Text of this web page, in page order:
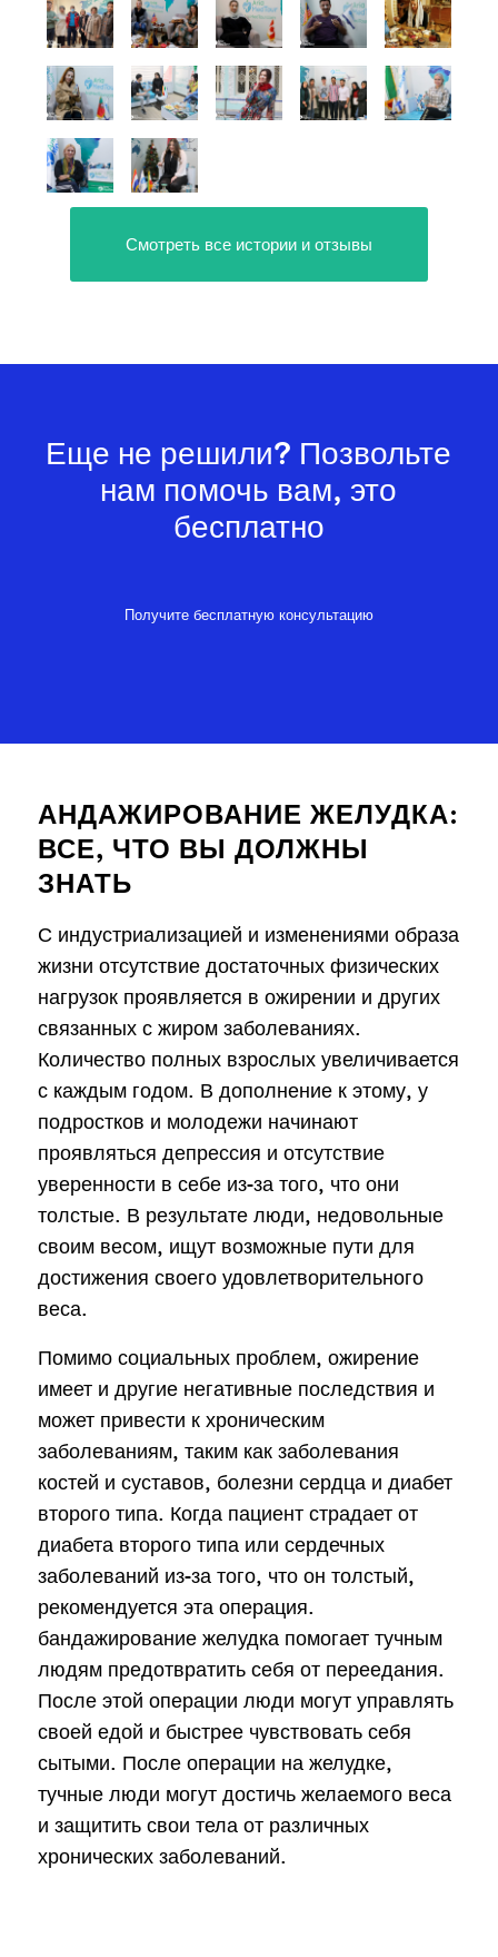
Смотреть все истории и отзывы
Еще не решили? Позвольте
нам помочь вам, это
бесплатно
Получите бесплатную консультацию
АНДАЖИРОВАНИЕ ЖЕЛУДКА:
ВСЕ, ЧТО ВЫ ДОЛЖНЫ
ЗНАТЬ
С индустриализацией и изменениями образа
жизни отсутствие достаточных физических
нагрузок проявляется в ожирении и других
связанных с жиром заболеваниях.
Количество полных взрослых увеличивается
с каждым годом. В дополнение к этому, у
подростков и молодежи начинают
проявляться депрессия и отсутствие
уверенности в себе из-за того, что они
толстые. В результате люди, недовольные
своим весом, ищут возможные пути для
достижения своего удовлетворительного
веса.
Помимо социальных проблем, ожирение
имеет и другие негативные последствия и
может привести к хроническим
заболеваниям, таким как заболевания
костей и суставов, болезни сердца и диабет
второго типа. Когда пациент страдает от
диабета второго типа или сердечных
заболеваний из-за того, что он толстый,
рекомендуется эта операция.
бандажирование желудка помогает тучным
людям предотвратить себя от переедания.
После этой операции люди могут управлять
своей едой и быстрее чувствовать себя
сытыми. После операции на желудке,
тучные люди могут достичь желаемого веса
и защитить свои тела от различных
хронических заболеваний.